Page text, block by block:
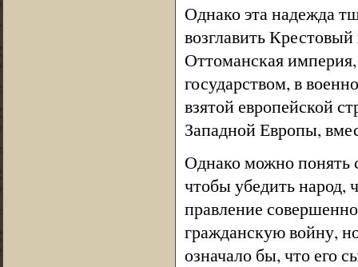
Однако эта надежда
возглавить
Оттоманская
государством, в
взятой европейской
Западной Европы,
Однако можно понять
чтобы убедить народ,
правление
гражданскую войну,
означало бы, что его